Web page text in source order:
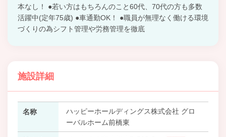
本なし！ ●若い方はもちろんのこと60代、70代の方も多数
活躍中(定年75歳) ●車通勤OK！ ●職員が無理なく働ける環境
づくりの為シフト管理や労務管理を徹底
施設詳細
名称
ハッピーホールディングス株式会社 グロ
ーバルホーム前橋東